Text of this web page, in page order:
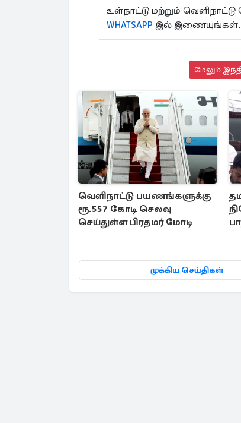
உள்நாட்டு மற்றும்
WHATSAPP இல்
மேலும்
வெளிநாட்டு பயணங்களுக்கு
ரூ.557 கோடி செலவு
செய்துள்ள பிரதமர் மோடி
முக்கிய செய்திகள்